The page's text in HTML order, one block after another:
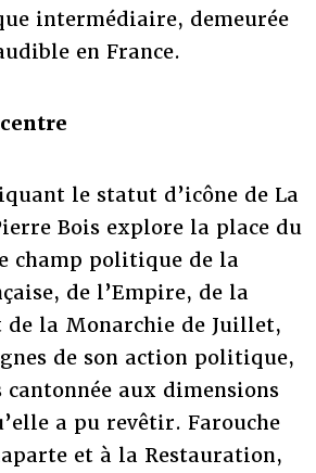
intermédiaire, demeurée
en France.
le statut d’icône de La
Bois explore la place du
champ politique de la
de l’Empire, de la
de la Monarchie de Juillet,
de son action politique,
aux dimensions
a pu revêtir. Farouche
et à la Restauration,